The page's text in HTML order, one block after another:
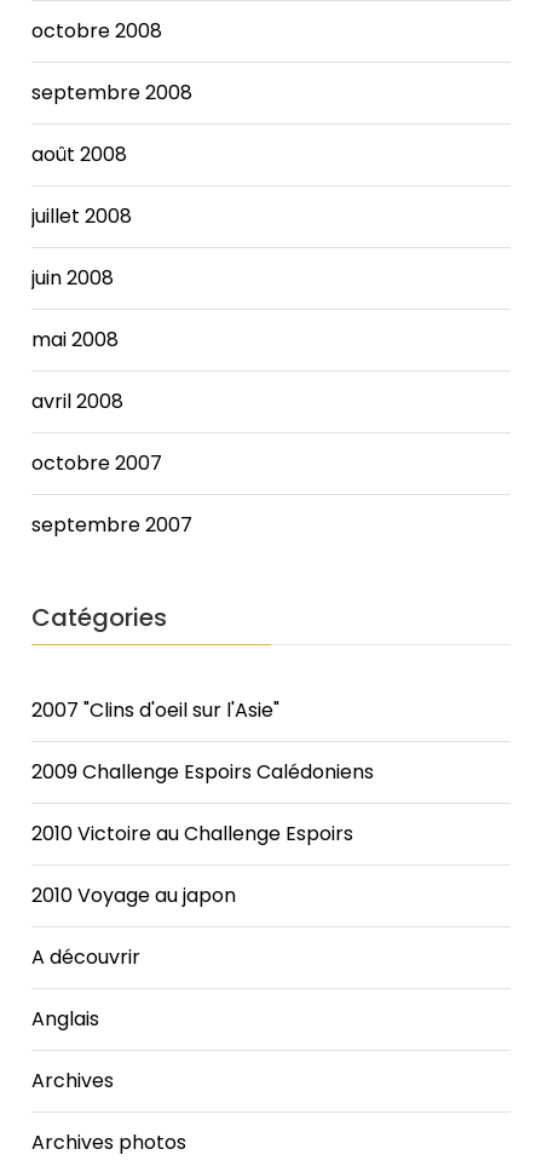
octobre 2008
septembre 2008
août 2008
juillet 2008
juin 2008
mai 2008
avril 2008
octobre 2007
septembre 2007
Catégories
2007 "Clins d'oeil sur l'Asie"
2009 Challenge Espoirs Calédoniens
2010 Victoire au Challenge Espoirs
2010 Voyage au japon
A découvrir
Anglais
Archives
Archives photos